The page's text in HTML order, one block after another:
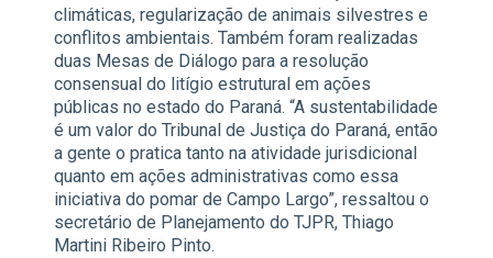
climáticas, regularização de animais silvestres e
conflitos ambientais. Também foram realizadas
duas Mesas de Diálogo para a resolução
consensual do litígio estrutural em ações
públicas no estado do Paraná. “A sustentabilidade
é um valor do Tribunal de Justiça do Paraná, então
a gente o pratica tanto na atividade jurisdicional
quanto em ações administrativas como essa
iniciativa do pomar de Campo Largo”, ressaltou o
secretário de Planejamento do TJPR, Thiago
Martini Ribeiro Pinto.